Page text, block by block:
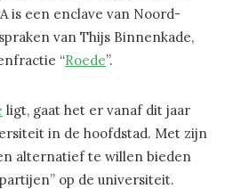
is een enclave van Noord-
van Thijs Binnenkade,
“Roede”.
ligt, gaat het er vanaf dit jaar
in de hoofdstad. Met zijn
alternatief te willen bieden
op de universiteit.